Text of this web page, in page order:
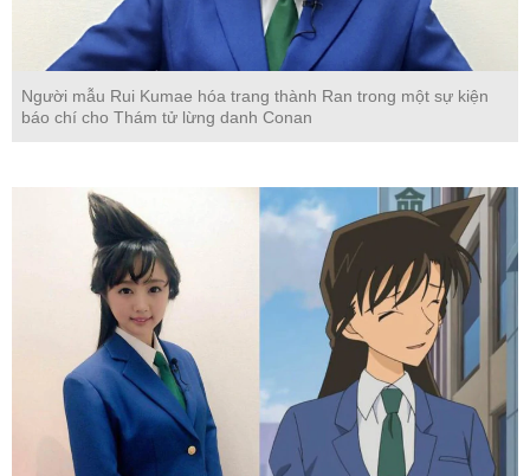
Người mẫu Rui Kumae hóa trang thành Ran trong một sự kiện
báo chí cho Thám tử lừng danh Conan